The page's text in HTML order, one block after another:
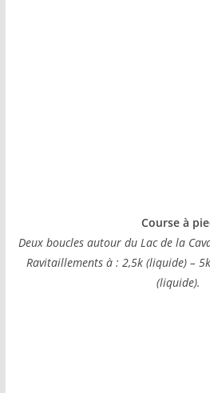
Course à
Deux boucles autour du Lac de la
Ravitaillements à : 2,5k (liquide) –
(liquide).